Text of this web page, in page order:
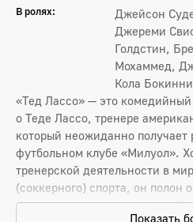
В ролях:
Джейсон
Джереми
Голдстин,
Мохаммед,
Кола Бокинни
«Тед Лассо» — это
о Теде Лассо, тренере
который неожиданно получает
футбольном клубе «Милуол».
тренерской деятельности в
(соккерного) спорта, он полон
положительного мышления.
Показать